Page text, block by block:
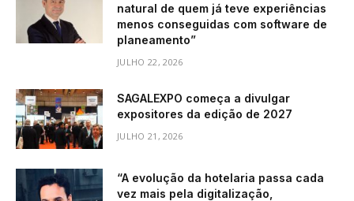
natural de quem já teve experiências
menos conseguidas com software de
planeamento”
JULHO 22, 2026
SAGALEXPO começa a divulgar
expositores da edição de 2027
JULHO 21, 2026
“A evolução da hotelaria passa cada
vez mais pela digitalização,